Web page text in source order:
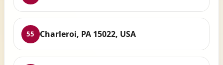
55 Charleroi, PA 15022, USA